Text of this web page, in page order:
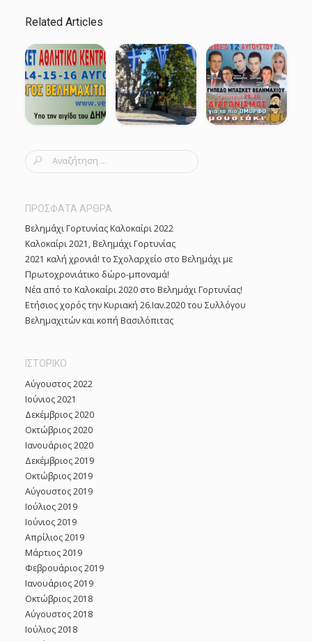
Related Articles
S
r
h
f
o
r
:
ΠΡΟΣΦΑΤΑ ΑΡΘΡΑ
Βελημάχι Γορτυνίας Καλοκαίρι 2022
Καλοκαίρι 2021, Βελημάχι Γορτυνίας
2021 καλή χρονιά! το Σχολαρχείο στο Βελημάχι με
Πρωτοχρονιάτικο δώρο-μποναμά!
Νέα από το Καλοκαίρι 2020 στο Βελημάχι Γορτυνίας!
Ετήσιος χορός την Κυριακή 26.Ιαν.2020 του Συλλόγου
Βελημαχιτών και κοπή Βασιλόπιτας
ΙΣΤΟΡΙΚΌ
Αύγουστος 2022
Ιούνιος 2021
Δεκέμβριος 2020
Οκτώβριος 2020
Ιανουάριος 2020
Δεκέμβριος 2019
Οκτώβριος 2019
Αύγουστος 2019
Ιούλιος 2019
Ιούνιος 2019
Απρίλιος 2019
Μάρτιος 2019
Φεβρουάριος 2019
Ιανουάριος 2019
Οκτώβριος 2018
Αύγουστος 2018
Ιούλιος 2018